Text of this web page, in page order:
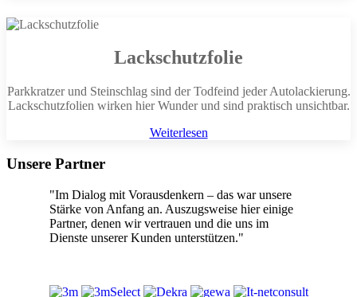
Lackschutzfolie
Parkkratzer und Steinschlag sind der Todfeind jeder Autolackierung.
Lackschutzfolien wirken hier Wunder und sind praktisch unsichtbar.
Weiterlesen
Unsere Partner
"Im Dialog mit Vorausdenkern – das war unsere
Stärke von Anfang an. Auszugsweise hier einige
Partner, denen wir vertrauen und die uns im
Dienste unserer Kunden unterstützen."